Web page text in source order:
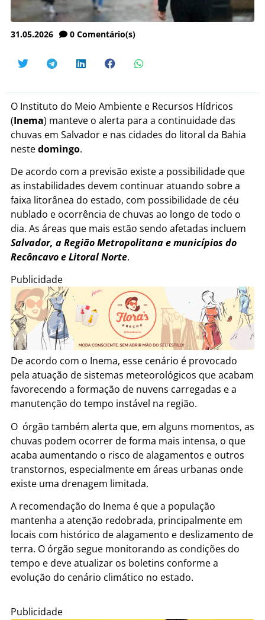
31.05.2026 0 Comentário(s)
O Instituto do Meio Ambiente e Recursos Hídricos
(Inema) manteve o alerta para a continuidade das
chuvas em Salvador e nas cidades do litoral da Bahia
nestedomingo.
De acordo com a previsão existe a possibilidade que
as instabilidades devem continuar atuando sobre a
faixa litorânea do estado, com possibilidade de céu
nublado e ocorrência de chuvas ao longo de todo o
dia. As áreas que mais estão sendo afetadas incluem
Salvador, a Região Metropolitana e municípios do
Recôncavo e Litoral Norte.
Publicidade
De acordo com o Inema, esse cenário é provocado
pela atuação de sistemas meteorológicos que acabam
favorecendo a formação de nuvens carregadas e a
manutenção do tempo instável na região.
O órgão também alerta que, em alguns momentos, as
chuvas podem ocorrer de forma mais intensa, o que
acaba aumentando o risco de alagamentos e outros
transtornos, especialmente em áreas urbanas onde
existe uma drenagem limitada.
A recomendação do Inema é que a população
mantenha a atenção redobrada, principalmente em
locais com histórico de alagamento e deslizamento de
terra. O órgão segue monitorando as condições do
tempo e deve atualizar os boletins conforme a
evolução do cenário climático no estado.
Publicidade